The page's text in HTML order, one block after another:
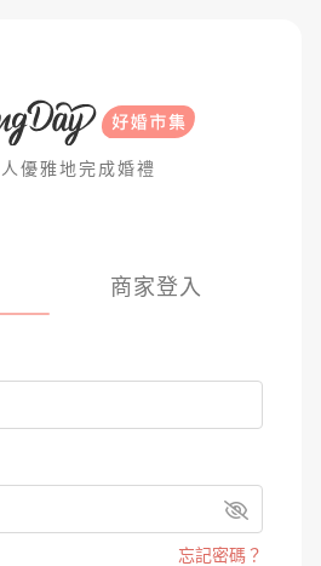
優雅地完成婚禮
商家登入
忘記密碼？